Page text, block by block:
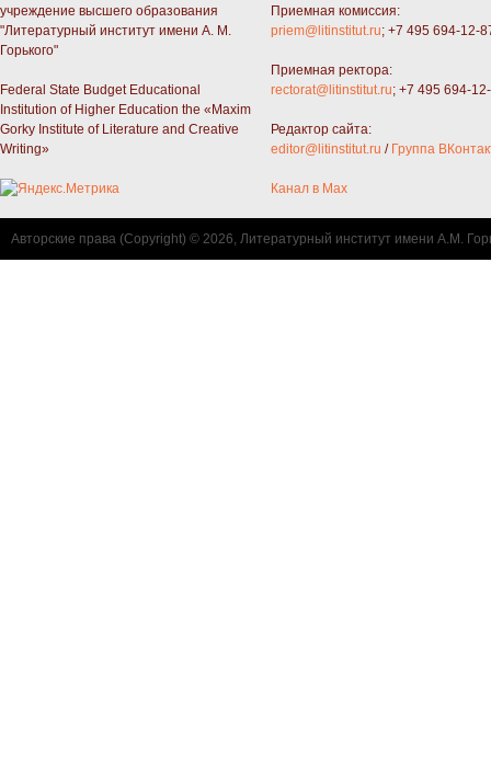
учреждение высшего образования
"Литературный институт имени А. М.
Горького"
Federal State Budget Educational
Institution of Higher Education the «Maxim
Gorky Institute of Literature and Creative
Writing»
Приемная комиссия:
priem@litinstitut.ru; +7 495 694-12-
Приемная ректора:
rectorat@litinstitut.ru; +7 495 694-
Редактор сайта:
editor@litinstitut.ru / Группа
Канал в Max
Авторские права (Copyright) © 2026, Литературный институт имени А.М.